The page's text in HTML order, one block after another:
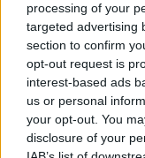
processing of your
targeted advertising
section to confirm
opt-out request is
interest-based ads
us or personal
your opt-out. You
disclosure of your
1 kruka
1 dl hackade
Nuoc cham-sås
1 röd chili
1 vitlöksklyfta
5 msk
1/2 dl kokande